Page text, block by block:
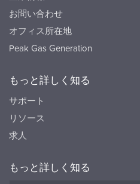
お問い合わせ
オフィス所在地
Peak Gas Generation
もっと詳しく知る
サポート
リソース
求人
もっと詳しく知る